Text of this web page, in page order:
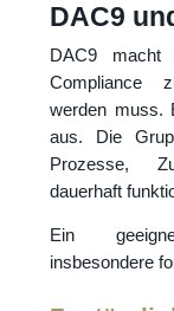
DAC9
DAC9 macht
Compliance
werden muss.
aus. Die
Prozesse,
dauerhaft
Ein
insbesondere